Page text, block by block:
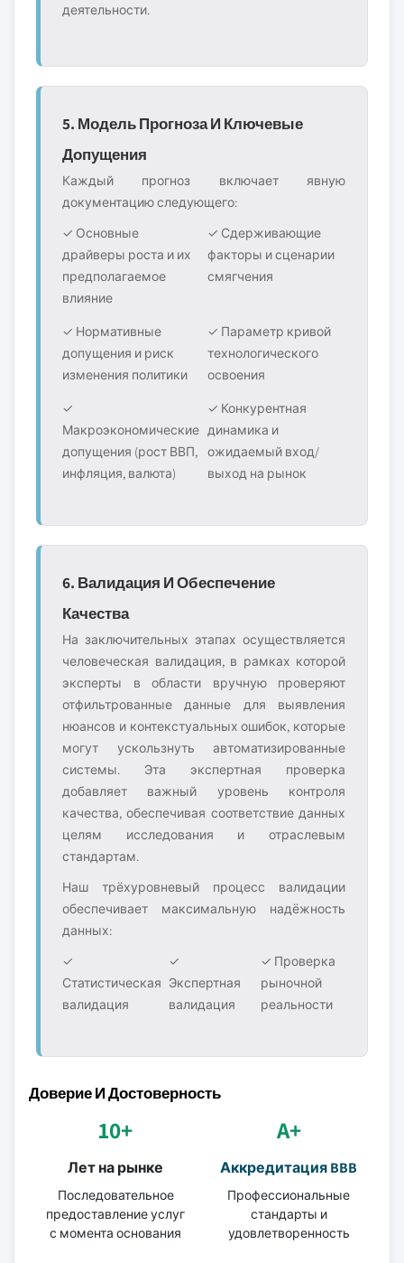
деятельности.
5. Модель Прогноза И Ключевые
Допущения
Каждый прогноз включает явную
документацию следующего:
✓ Основные
драйверы роста и их
предполагаемое
влияние
✓ Сдерживающие
факторы и сценарии
смягчения
✓ Нормативные
допущения и риск
изменения политики
✓ Параметр кривой
технологического
освоения
✓
Макроэкономические
допущения (рост ВВП,
инфляция, валюта)
✓ Конкурентная
динамика и
ожидаемый вход/
выход на рынок
6. Валидация И Обеспечение
Качества
На заключительных этапах осуществляется
человеческая валидация, в рамках которой
эксперты в области вручную проверяют
отфильтрованные данные для выявления
нюансов и контекстуальных ошибок, которые
могут ускользнуть автоматизированные
системы. Эта экспертная проверка
добавляет важный уровень контроля
качества, обеспечивая соответствие данных
целям исследования и отраслевым
стандартам.
Наш трёхуровневый процесс валидации
обеспечивает максимальную надёжность
данных:
✓
Статистическая
валидация
✓
Экспертная
валидация
✓ Проверка
рыночной
реальности
Доверие И Достоверность
10+
Лет на рынке
Последовательное
предоставление услуг
с момента основания
A+
Аккредитация BBB
Профессиональные
стандарты и
удовлетворенность